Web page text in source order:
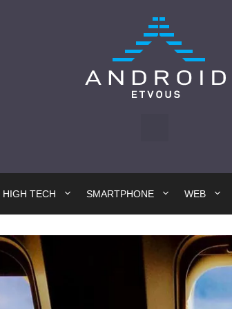
HIGH TECH SMARTPHONE WEB